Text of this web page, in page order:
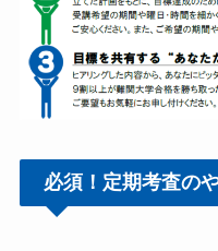
必須！定期考査の